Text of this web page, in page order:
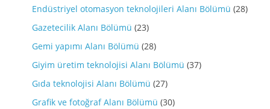
Endüstriyel otomasyon teknolojileri Alanı Bölümü (28)
Gazetecilik Alanı Bölümü (23)
Gemi yapımı Alanı Bölümü (28)
Giyim üretim teknolojisi Alanı Bölümü (37)
Gıda teknolojisi Alanı Bölümü (27)
Grafik ve fotoğraf Alanı Bölümü (30)